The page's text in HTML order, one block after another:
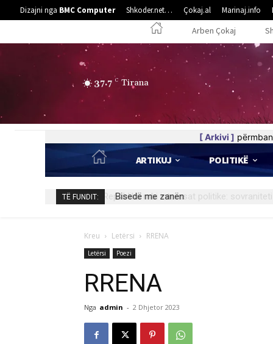
Dizajni nga BMC Computer Shkoder.net… Çokaj.al Marinaj.info
Arben Çokaj
37.7 C Tirana
[ Arkivi ]
ARTIKUJ POLITIKË
TË FUNDIT: Bisedë me zanën
Kreu Letërsi RRENA
Letërsi Poezi
RRENA
Nga admin - 2 Dhjetor 2023